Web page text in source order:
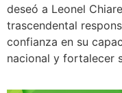
deseó a Leonel
trascendental
confianza en su
nacional y fortalecer